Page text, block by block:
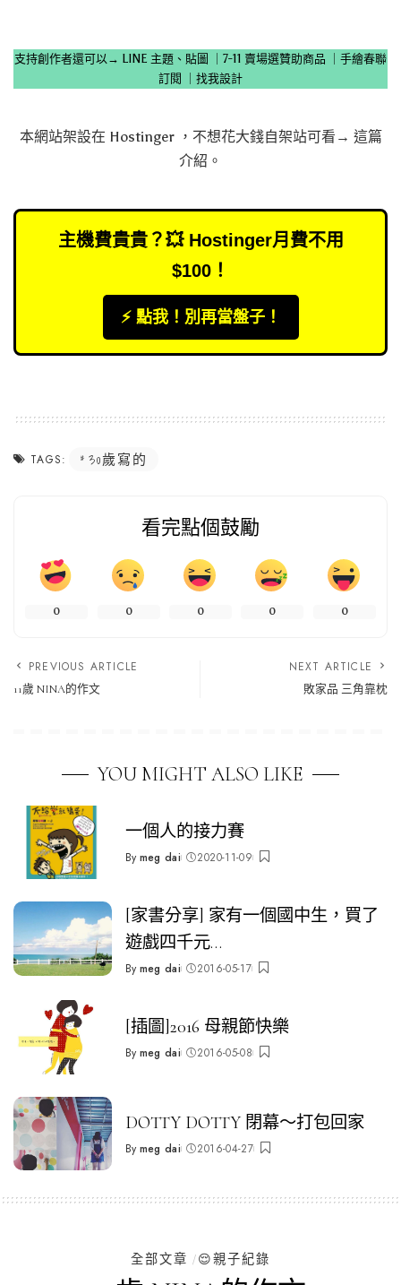
支持創作者還可以→ LINE 主題、貼圖 7-11 賣場選贊助商品
手繪春聯
訂閱
找我設計
本網站架設在 Hostinger，不想花大錢自架站可看→ 這篇
介紹 。
主機費貴貴？💥 Hostinger月費不用
$100！
⚡️ 點我！別再當盤子！
TAGS: 30歲寫的
看完點個鼓勵
0 0 0 0 0
PREVIOUS ARTICLE
11歲 NINA的作文
NEXT ARTICLE
敗家品 三角靠枕
YOU MIGHT ALSO LIKE
一個人的接力賽
Posted
By meg dai 2020-11-09
[家書分享] 家有一個國中生，買了
遊戲四千元…
Posted
By meg dai 2016-05-17
[插圖]2016 母親節快樂
Posted
By meg dai 2016-05-08
DOTTY DOTTY 閉幕～打包回家
Posted
By meg dai 2016-04-27
全部文章 😌親子紀錄